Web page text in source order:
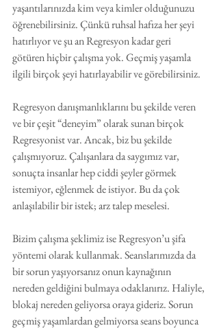
yaşantılarınızda kim veya kimler olduğunuzu
öğrenebilirsiniz. Çünkü ruhsal hafıza her şeyi
hatırlıyor ve şu an Regresyon kadar geri
götüren hiçbir çalışma yok. Geçmiş yaşamla
ilgili birçok şeyi hatırlayabilir ve görebilirsiniz.
Regresyon danışmanlıklarını bu şekilde veren
ve bir çeşit “deneyim” olarak sunan birçok
Regresyonist var. Ancak, biz bu şekilde
çalışmıyoruz. Çalışanlara da saygımız var,
sonuçta insanlar hep ciddi şeyler görmek
istemiyor, eğlenmek de istiyor. Bu da çok
anlaşılabilir bir istek; arz talep meselesi.
Bizim çalışma şeklimiz ise Regresyon’u şifa
yöntemi olarak kullanmak. Seanslarımızda da
bir sorun yaşıyorsanız onun kaynağının
nereden geldiğini bulmaya odaklanırız. Haliyle,
blokaj nereden geliyorsa oraya gideriz. Sorun
geçmiş yaşamlardan gelmiyorsa seans boyunca